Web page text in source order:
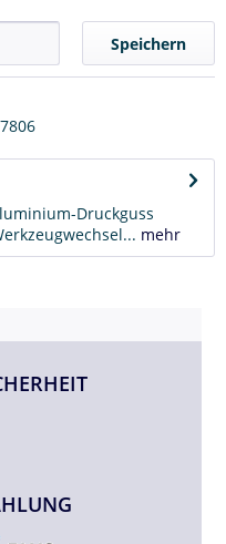
Speichern
Druckguss
mehr